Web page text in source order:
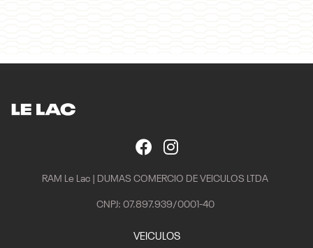
RAM Le Lac | DUMAS COMERCIO DE VEICULOS LTDA
CNPJ: 07.897.939/0001-40
VEICULOS